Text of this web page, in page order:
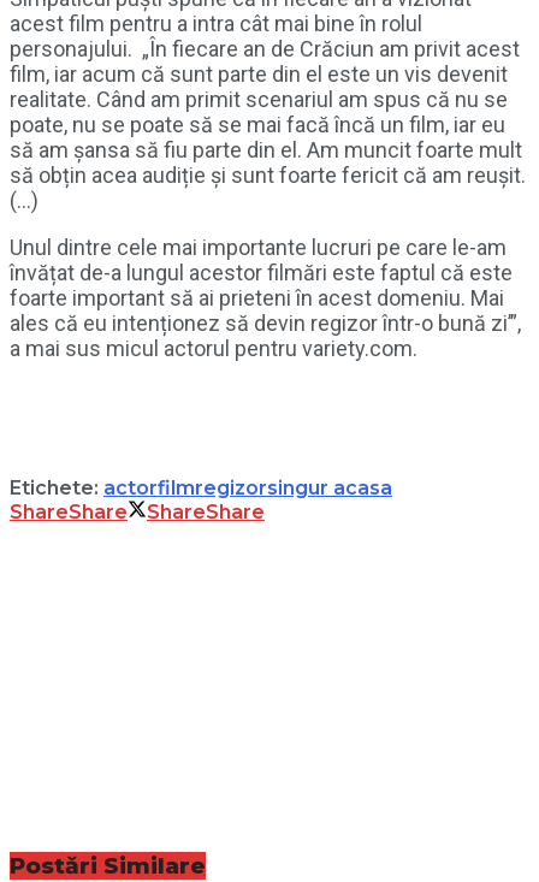
acest film pentru a intra cât mai bine în rolul
personajului. „În fiecare an de Crăciun am privit acest
film, iar acum că sunt parte din el este un vis devenit
realitate. Când am primit scenariul am spus că nu se
poate, nu se poate să se mai facă încă un film, iar eu
să am șansa să fiu parte din el. Am muncit foarte mult
să obțin acea audiție și sunt foarte fericit că am reușit.
(…)
Unul dintre cele mai importante lucruri pe care le-am
învățat de-a lungul acestor filmări este faptul că este
foarte important să ai prieteni în acest domeniu. Mai
ales că eu intenționez să devin regizor într-o bună zi’”,
a mai sus micul actorul pentru variety.com.
Etichete: actorfilmregizorsingur acasa
ShareShare ShareShare
Postări Similare